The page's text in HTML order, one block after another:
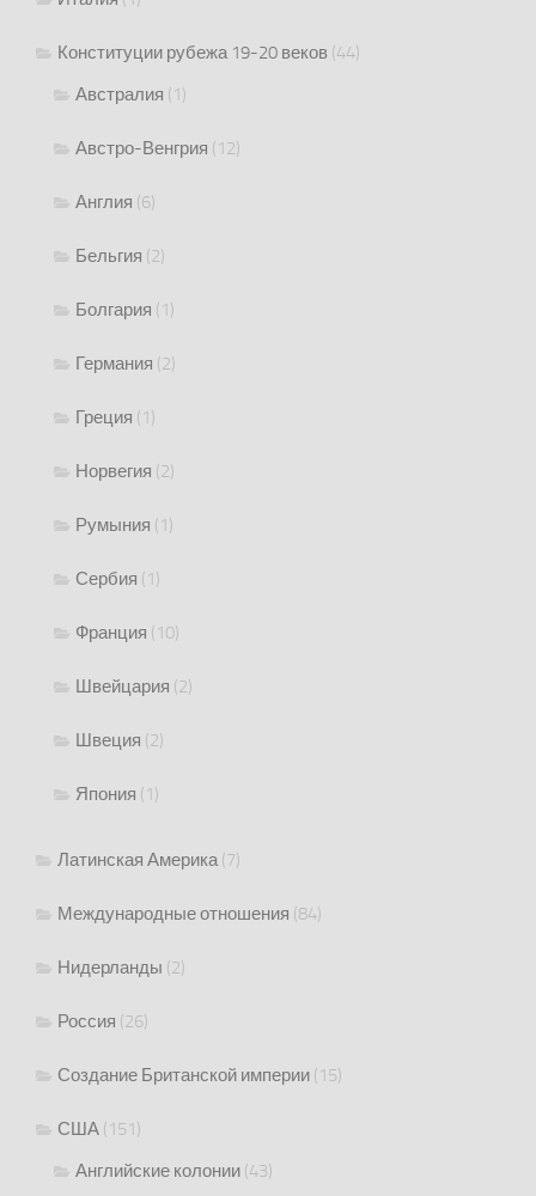
Конституции рубежа 19-20 веков (44)
Австралия (1)
Австро-Венгрия (12)
Англия (6)
Бельгия (2)
Болгария (1)
Германия (2)
Греция (1)
Норвегия (2)
Румыния (1)
Сербия (1)
Франция (10)
Швейцария (2)
Швеция (2)
Япония (1)
Латинская Америка(7)
Международные отношения (84)
Нидерланды (2)
Россия (26)
Создание Британской империи (15)
США (151)
Английские колонии (43)